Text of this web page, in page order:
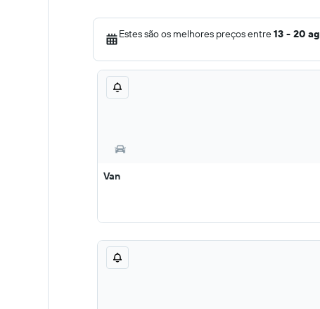
Estes são os melhores preços entre13 - 20
Van